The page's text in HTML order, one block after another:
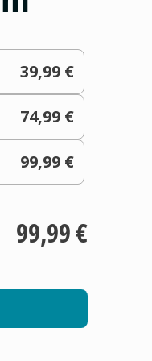
39,99 €
74,99 €
99,99 €
99,99 €